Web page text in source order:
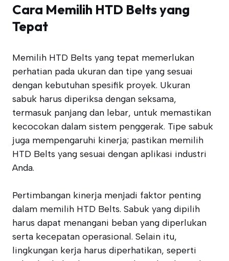
Cara Memilih HTD Belts yang
Tepat
Memilih HTD Belts yang tepat memerlukan
perhatian pada ukuran dan tipe yang sesuai
dengan kebutuhan spesifik proyek. Ukuran
sabuk harus diperiksa dengan seksama,
termasuk panjang dan lebar, untuk memastikan
kecocokan dalam sistem penggerak. Tipe sabuk
juga mempengaruhi kinerja; pastikan memilih
HTD Belts yang sesuai dengan aplikasi industri
Anda.
Pertimbangan kinerja menjadi faktor penting
dalam memilih HTD Belts. Sabuk yang dipilih
harus dapat menangani beban yang diperlukan
serta kecepatan operasional. Selain itu,
lingkungan kerja harus diperhatikan, seperti